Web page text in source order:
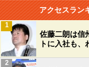
アクセスラン
佐藤二朗は信
トに入社も、
1
2